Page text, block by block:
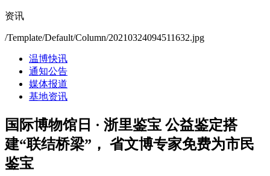
资讯
/Template/Default/Column/20210324094511632.jpg
温博快讯
通知公告
媒体报道
基地资讯
国际博物馆日 · 浙里鉴宝 公益鉴定搭
建“联结桥梁”， 省文博专家免费为市民
鉴宝